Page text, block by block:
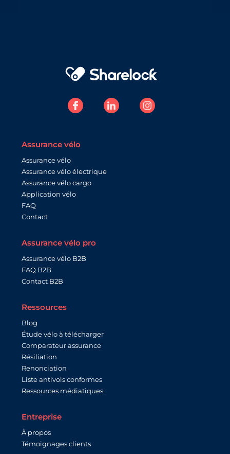
Assurance vélo
Assurance vélo
Assurance vélo électrique
Assurance vélo cargo
Application vélo
FAQ
Contact
Assurance vélo pro
Assurance vélo B2B
FAQ B2B
Contact B2B
Ressources
Blog
Étude vélo à télécharger
Comparateur assurance
Résiliation
Renonciation
Liste antivols conformes
Ressources médiatiques
Entreprise
À propos
Témoignages clients